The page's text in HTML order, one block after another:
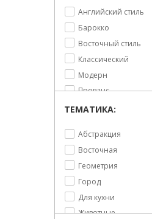
Sandudd
Seoul
Shinhan
Solo
Tekko
Trendsetter
YIEN
York
York - Ronald Redding
Zambaiti Parati
Артекс
Лилии
Одуванчики
Орнамент
Охота
Под камень
Под металл
Под покраску
Под ткань
Английский стиль
Барокко
Восточный стиль
Классический
Модерн
Прованс
Современный
ТЕМАТИКА:
Абстракция
Восточная
Геометрия
Город
Для кухни
Животные